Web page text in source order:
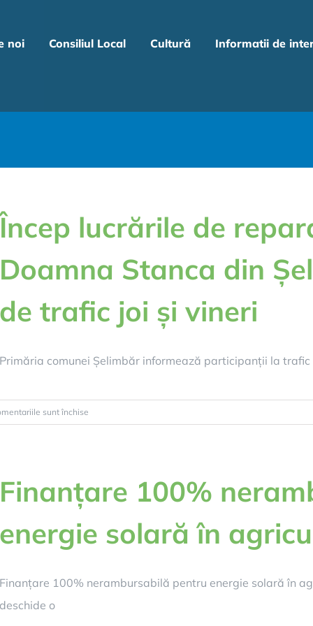
noi Consiliul Local Cultură Informatii de
Încep lucrările de
Doamna Stanca din
de trafic joi și vineri
Primăria comunei Șelimbăr informează participanții la trafic
sunt închise
Încep
pe
Doamna
Stanca
Șelimbăr.
Finanțare 100%
energie solară în
Finanțare 100% nerambursabilă pentru energie solară în
deschide o